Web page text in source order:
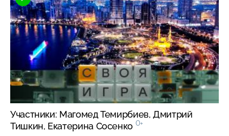
Участники: Магомед Темирбиев, Дмитрий
Тишкин, Екатерина Сосенко 0+